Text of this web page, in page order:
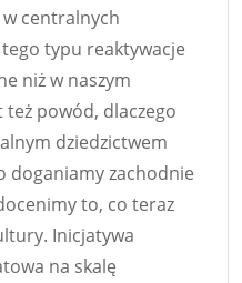
w centralnych
typu reaktywacje
niż w naszym
też powód, dlaczego
dziedzictwem
doganiamy zachodnie
to, co teraz
Inicjatywa
na skalę